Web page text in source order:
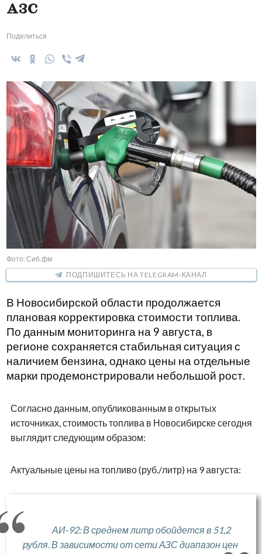
АЗС
Поделиться
Фото: Сиб.фм
ПОДПИШИТЕСЬ НА TELEGRAM-КАНАЛ
В Новосибирской области продолжается
плановая корректировка стоимости топлива.
По данным мониторинга на 9 августа, в
регионе сохраняется стабильная ситуация с
наличием бензина, однако цены на отдельные
марки продемонстрировали небольшой рост.
Согласно данным, опубликованным в открытых
источниках, стоимость топлива в Новосибирске сегодня
выглядит следующим образом:
Актуальные цены на топливо (руб./литр) на 9 августа:
АИ-92: В среднем литр обойдется в 51,2
рубля. В зависимости от сети АЗС диапазон цен